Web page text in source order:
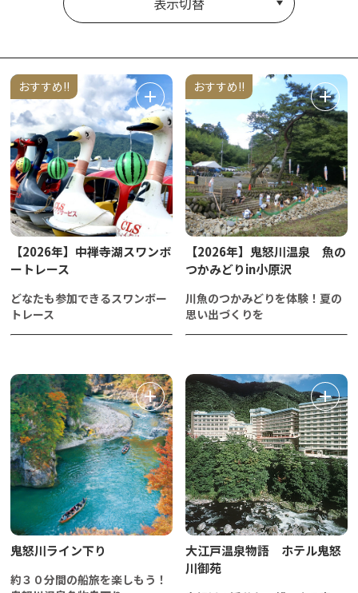
おすすめ!!
【2026年】中禅寺湖スワンボ
ートレース
どなたも参加できるスワンボー
トレース
おすすめ!!
【2026年】鬼怒川温泉 魚の
つかみどりin小原沢
川魚のつかみどりを体験！夏の
思い出づくりを
鬼怒川ライン下り
約３０分間の船旅を楽しもう！
大江戸温泉物語 ホテル鬼怒
川御苑